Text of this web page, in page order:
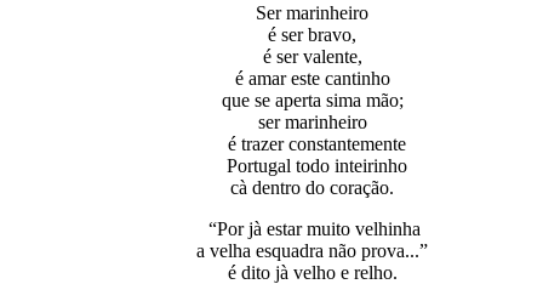
Ser marinheiro
é ser bravo,
é ser valente,
é amar este cantinho
que se aperta sima mão;
ser marinheiro
é trazer constantemente
Portugal todo inteirinho
cà dentro do coração.
“Por jà estar muito velhinha
a velha esquadra não prova...”
é dito jà velho e relho.